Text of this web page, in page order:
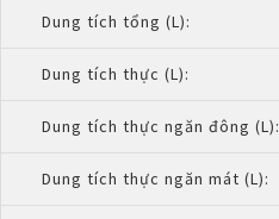
Dung tích tổng (L):
Dung tích thực (L):
Dung tích thực ngăn đông (L):
Dung tích thực ngăn mát (L):